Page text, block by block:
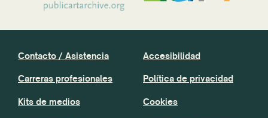
Contacto / Asistencia
Carreras profesionales
Kits de medios
Accesibilidad
Política de privacidad
Cookies